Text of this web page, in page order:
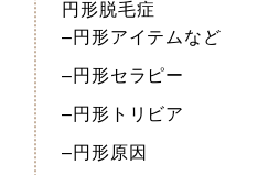
円形脱毛症
–円形アイテムなど
–円形セラピー
–円形トリビア
–円形原因